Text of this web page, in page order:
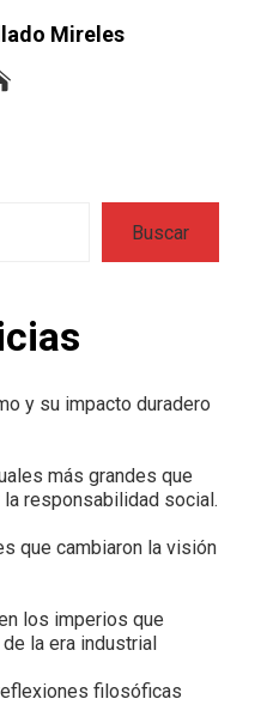
Mireles
Buscar
y su impacto duradero
más grandes que
responsabilidad social.
que cambiaron la visión
los imperios que
la era industrial
filosóficas